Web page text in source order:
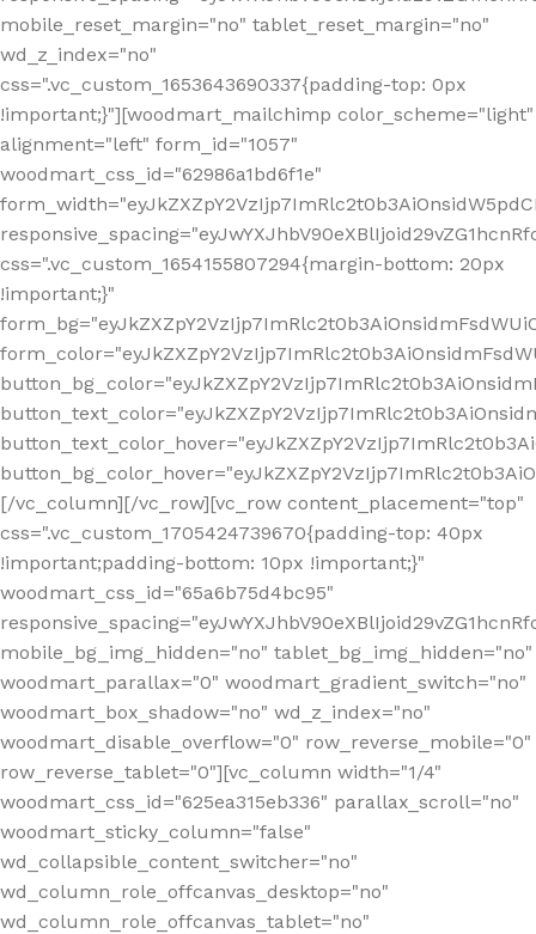
mobile_reset_margin="no" tablet_reset_margin="no"
wd_z_index="no"
css=".vc_custom_1653643690337{padding-top: 0px
!important;}"][woodmart_mailchimp color_scheme="light"
alignment="left" form_id="1057"
woodmart_css_id="62986a1bd6f1e"
css=".vc_custom_1654155807294{margin-bottom: 20px
!important;}"
[/vc_column][/vc_row][vc_row content_placement="top"
css=".vc_custom_1705424739670{padding-top: 40px
!important;padding-bottom: 10px !important;}"
woodmart_css_id="65a6b75d4bc95"
mobile_bg_img_hidden="no" tablet_bg_img_hidden="no"
woodmart_parallax="0" woodmart_gradient_switch="no"
woodmart_box_shadow="no" wd_z_index="no"
woodmart_disable_overflow="0" row_reverse_mobile="0"
row_reverse_tablet="0"][vc_column width="1/4"
woodmart_css_id="625ea315eb336" parallax_scroll="no"
woodmart_sticky_column="false"
wd_collapsible_content_switcher="no"
wd_column_role_offcanvas_desktop="no"
wd_column_role_offcanvas_tablet="no"